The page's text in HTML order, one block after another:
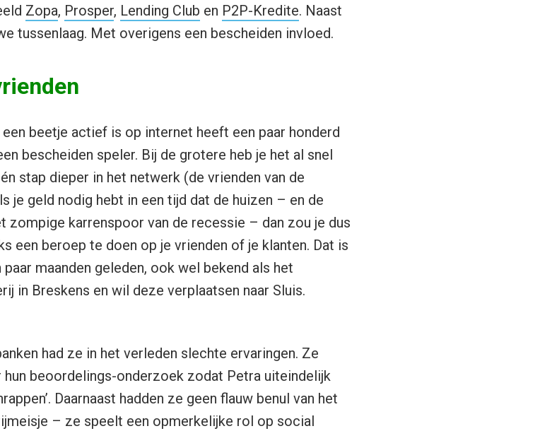
Zopa, Prosper, Lending Club en P2P-Kredite. Naast
tussenlaag. Met overigens een bescheiden invloed.
een beetje actief is op internet heeft een paar honderd
bescheiden speler. Bij de grotere heb je het al snel
stap dieper in het netwerk (de vrienden van de
je geld nodig hebt in een tijd dat de huizen – en de
zompige karrenspoor van de recessie – dan zou je dus
een beroep te doen op je vrienden of je klanten. Dat is
paar maanden geleden, ook wel bekend als het
in Breskens en wil deze verplaatsen naar Sluis.
had ze in het verleden slechte ervaringen. Ze
beoordelings-onderzoek zodat Petra uiteindelijk
Daarnaast hadden ze geen flauw benul van het
– ze speelt een opmerkelijke rol op social